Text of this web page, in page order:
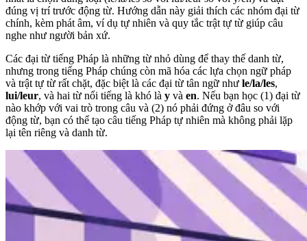
đúng vị trí trước động từ. Hướng dẫn này giải thích các nhóm đại từ
chính, kèm phát âm, ví dụ tự nhiên và quy tắc trật tự từ giúp câu
nghe như người bản xứ.
Các đại từ tiếng Pháp là những từ nhỏ dùng để thay thế danh từ,
nhưng trong tiếng Pháp chúng còn mã hóa các lựa chọn ngữ pháp
và trật tự từ rất chặt, đặc biệt là các đại từ tân ngữ như le/la/les,
lui/leur, và hai từ nổi tiếng là khó là y và en. Nếu bạn học (1) đại từ
nào khớp với vai trò trong câu và (2) nó phải đứng ở đâu so với
động từ, bạn có thể tạo câu tiếng Pháp tự nhiên mà không phải lặp
lại tên riêng và danh từ.